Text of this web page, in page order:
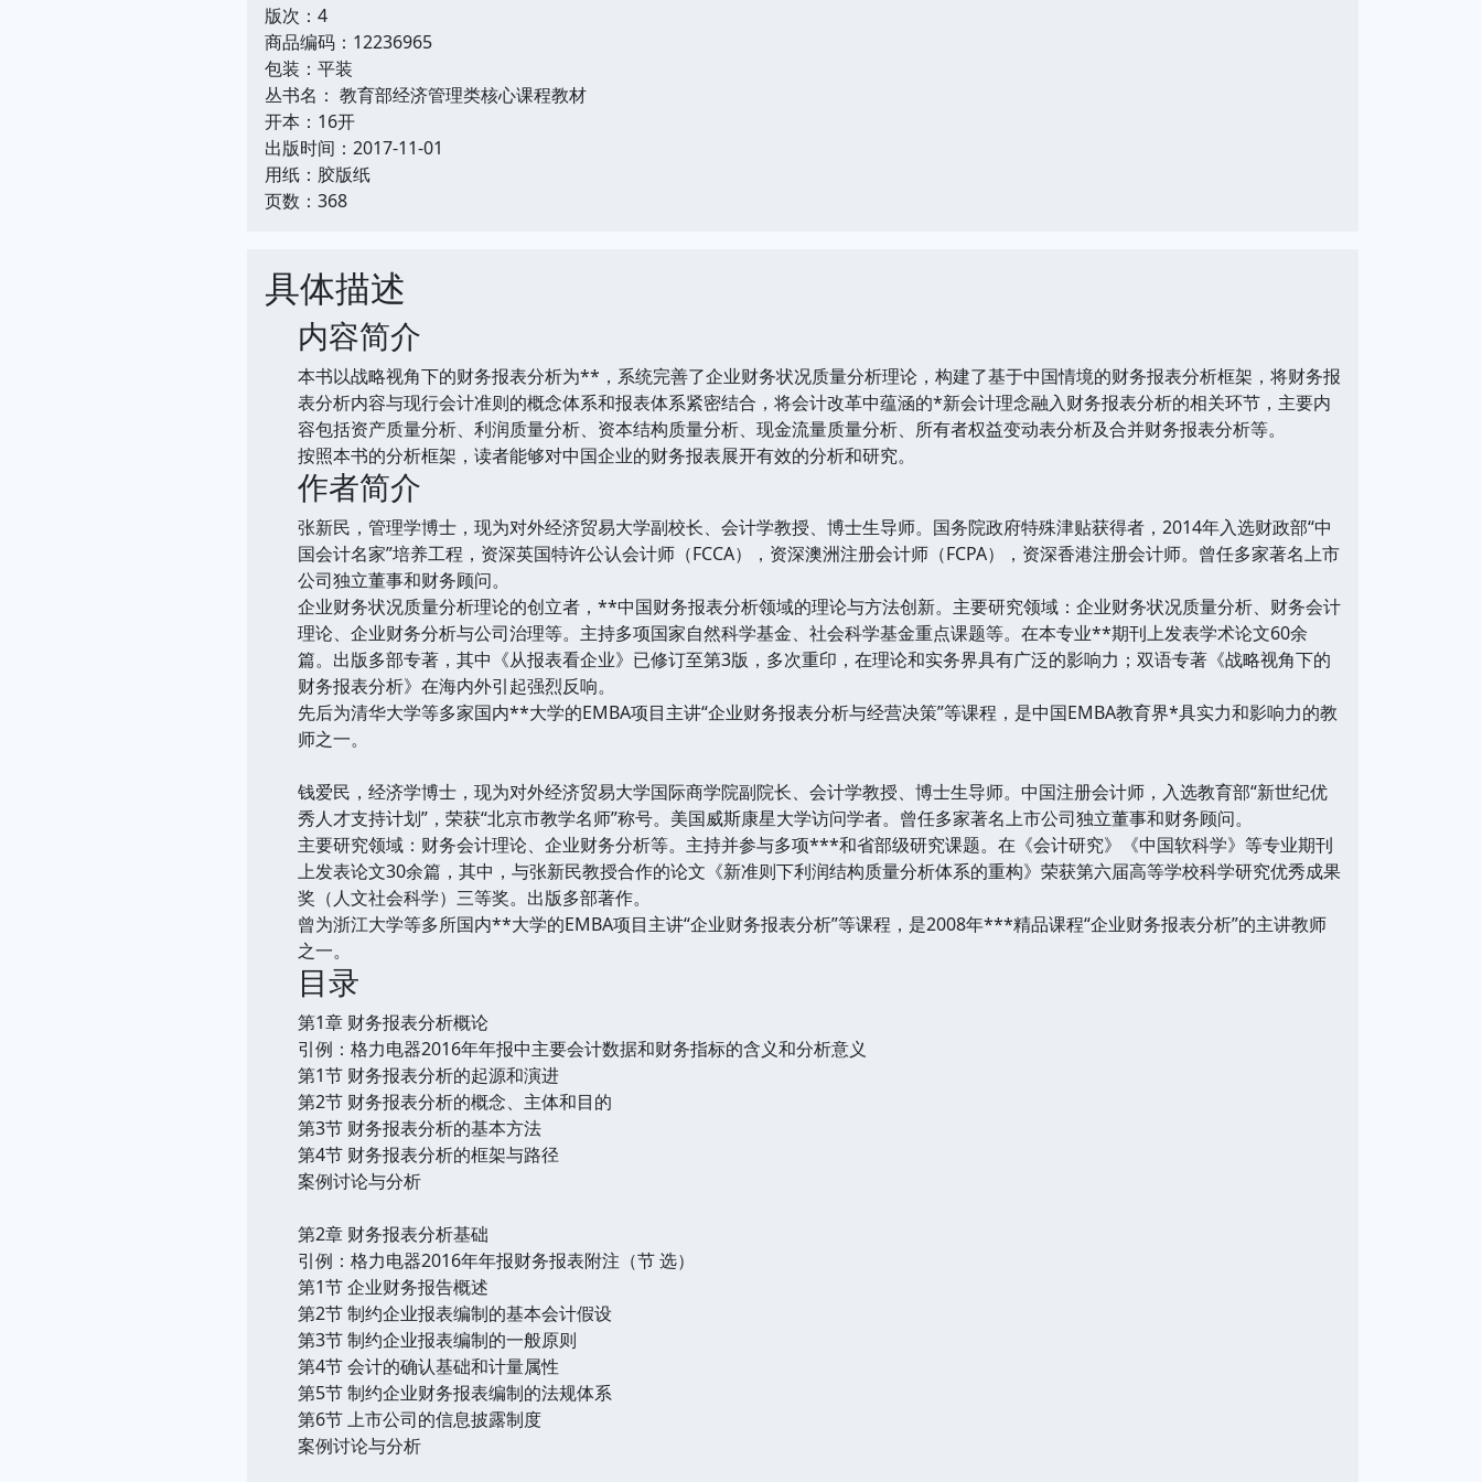
版次：4
商品编码：12236965
包装：平装
丛书名： 教育部经济管理类核心课程教材
开本：16开
出版时间：2017-11-01
用纸：胶版纸
页数：368
具体描述
内容简介
本书以战略视角下的财务报表分析为**，系统完善了企业财务状况质量分析理论，构建了基于中国情境的财务报表分析框架，将财务报
表分析内容与现行会计准则的概念体系和报表体系紧密结合，将会计改革中蕴涵的*新会计理念融入财务报表分析的相关环节，主要内
容包括资产质量分析、利润质量分析、资本结构质量分析、现金流量质量分析、所有者权益变动表分析及合并财务报表分析等。
按照本书的分析框架，读者能够对中国企业的财务报表展开有效的分析和研究。
作者简介
张新民，管理学博士，现为对外经济贸易大学副校长、会计学教授、博士生导师。国务院政府特殊津贴获得者，2014年入选财政部“中
国会计名家”培养工程，资深英国特许公认会计师（FCCA），资深澳洲注册会计师（FCPA），资深香港注册会计师。曾任多家著名上市
公司独立董事和财务顾问。
企业财务状况质量分析理论的创立者，**中国财务报表分析领域的理论与方法创新。主要研究领域：企业财务状况质量分析、财务会计
理论、企业财务分析与公司治理等。主持多项国家自然科学基金、社会科学基金重点课题等。在本专业**期刊上发表学术论文60余
篇。出版多部专著，其中《从报表看企业》已修订至第3版，多次重印，在理论和实务界具有广泛的影响力；双语专著《战略视角下的
财务报表分析》在海内外引起强烈反响。
先后为清华大学等多家国内**大学的EMBA项目主讲“企业财务报表分析与经营决策”等课程，是中国EMBA教育界*具实力和影响力的教
师之一。
钱爱民，经济学博士，现为对外经济贸易大学国际商学院副院长、会计学教授、博士生导师。中国注册会计师，入选教育部“新世纪优
秀人才支持计划”，荣获“北京市教学名师”称号。美国威斯康星大学访问学者。曾任多家著名上市公司独立董事和财务顾问。
主要研究领域：财务会计理论、企业财务分析等。主持并参与多项***和省部级研究课题。在《会计研究》《中国软科学》等专业期刊
上发表论文30余篇，其中，与张新民教授合作的论文《新准则下利润结构质量分析体系的重构》荣获第六届高等学校科学研究优秀成果
奖（人文社会科学）三等奖。出版多部著作。
曾为浙江大学等多所国内**大学的EMBA项目主讲“企业财务报表分析”等课程，是2008年***精品课程“企业财务报表分析”的主讲教师
之一。
目录
第1章 财务报表分析概论
引例：格力电器2016年年报中主要会计数据和财务指标的含义和分析意义
第1节 财务报表分析的起源和演进
第2节 财务报表分析的概念、主体和目的
第3节 财务报表分析的基本方法
第4节 财务报表分析的框架与路径
案例讨论与分析
第2章 财务报表分析基础
引例：格力电器2016年年报财务报表附注（节 选）
第1节 企业财务报告概述
第2节 制约企业报表编制的基本会计假设
第3节 制约企业报表编制的一般原则
第4节 会计的确认基础和计量属性
第5节 制约企业财务报表编制的法规体系
第6节 上市公司的信息披露制度
案例讨论与分析